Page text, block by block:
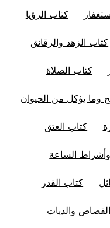
كتاب الرؤيا
كتاب الزهد والرقائق
كتاب الصلاة
وما يؤكل من الحيوان
كتاب العتق
الساعة
كتاب القدر
والديات